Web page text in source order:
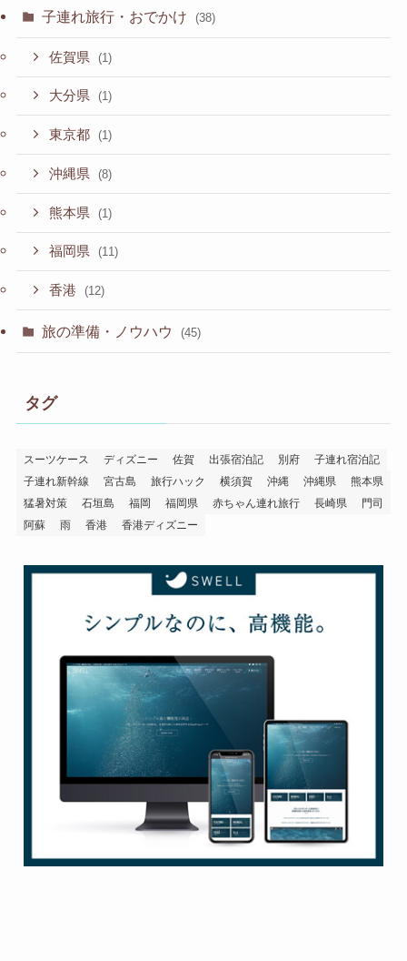
子連れ旅行・おでかけ (38)
佐賀県 (1)
大分県 (1)
東京都 (1)
沖縄県 (8)
熊本県 (1)
福岡県 (11)
香港 (12)
旅の準備・ノウハウ (45)
タグ
スーツケース ディズニー 佐賀 出張宿泊記 別府
子連れ宿泊記
子連れ新幹線
宮古島 旅行ハック 横須賀 沖縄 沖縄県
熊本県
猛暑対策
石垣島 福岡 福岡県 赤ちゃん連れ旅行 長崎県
門司
阿蘇
雨 香港 香港ディズニー